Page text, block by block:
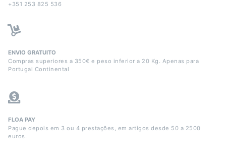
+351 253 825 536
ENVIO GRATUITO
Compras superiores a 350€ e peso inferior a 20 Kg. Apenas para
Portugal Continental
FLOA PAY
Pague depois em 3 ou 4 prestações, em artigos desde 50 a 2500
euros.